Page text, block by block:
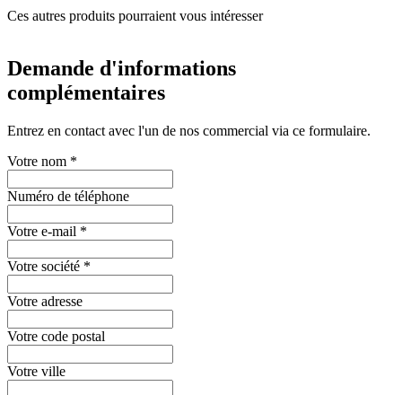
Ces autres produits pourraient vous intéresser
Demande d'informations
complémentaires
Entrez en contact avec l'un de nos commercial via ce formulaire.
Votre nom *
Numéro de téléphone
Votre e-mail *
Votre société *
Votre adresse
Votre code postal
Votre ville